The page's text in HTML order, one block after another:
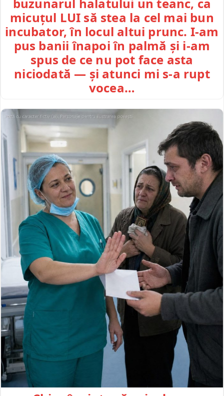
micuțul LUI să stea la cel mai bun
incubator, în locul altui prunc. I-am
pus banii înapoi în palmă și i-am
spus de ce nu pot face asta
niciodată — și atunci mi s-a rupt
vocea…